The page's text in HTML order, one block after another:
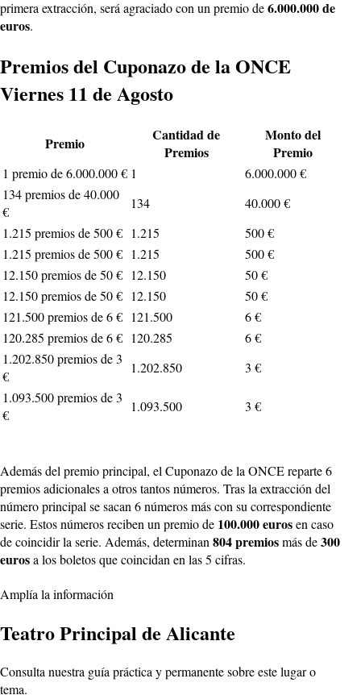
primera extracción, será agraciado con un premio de6.000.000 de
euros.
Premios del Cuponazo de la ONCE
Viernes 11 de Agosto
Premio
Cantidad de
Premios
Monto del
Premio
1 premio de 6.000.000 € 1
6.000.000 €
134 premios de 40.000
€
134
40.000 €
1.215 premios de 500 € 1.215
500 €
1.215 premios de 500 € 1.215
500 €
12.150 premios de 50 € 12.150
50 €
12.150 premios de 50 € 12.150
50 €
121.500 premios de 6 € 121.500
6 €
120.285 premios de 6 € 120.285
6 €
1.202.850 premios de 3
€
1.202.850
3 €
1.093.500 premios de 3
€
1.093.500 3 €
Además del premio principal, el Cuponazo de la ONCE reparte 6
premios adicionales a otros tantos números. Tras la extracción del
número principal se sacan 6 números más con su correspondiente
serie. Estos números reciben un premio de 100.000 eurosen caso
de coincidir la serie. Además, determinan 804 premiosmás de300
eurosa los boletos que coincidan en las 5 cifras.
Amplía la información
Teatro Principal de Alicante
Consulta nuestra guía práctica y permanente sobre este lugar o
tema.